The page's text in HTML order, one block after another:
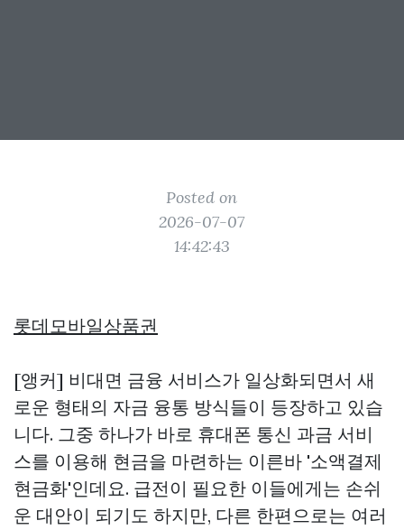
Posted on
2026-07-07
14:42:43
롯데모바일상품권
[앵커] 비대면 금융 서비스가 일상화되면서 새
로운 형태의 자금 융통 방식들이 등장하고 있습
니다. 그중 하나가 바로 휴대폰 통신 과금 서비
스를 이용해 현금을 마련하는 이른바 '소액결제
현금화'인데요. 급전이 필요한 이들에게는 손쉬
운 대안이 되기도 하지만, 다른 한편으로는 여러